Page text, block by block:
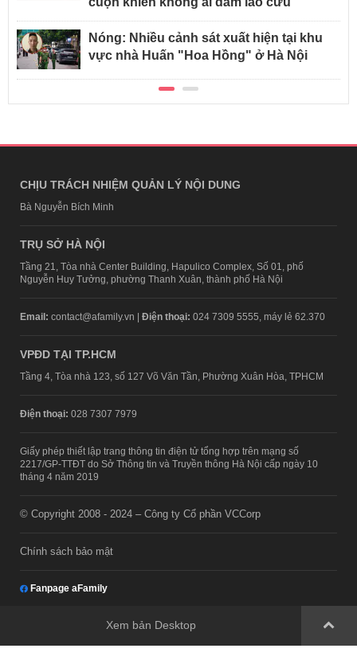
Nóng: Nhiều cảnh sát xuất hiện tại khu
vực nhà Huấn "Hoa Hồng" ở Hà Nội
TIN NỔI BẬT AFAMILY
50 tuổi vẫn trẻ như tuổi 30, Thư Kỳ
tiết lộ cách ăn uống giúp giữ dáng:
Bà Nguyễn Bích Minh
Tầng 21, Tòa nhà Center Building, Hapulico Complex, Số 01, phố